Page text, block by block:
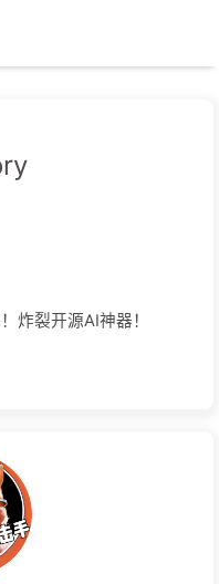
炸裂开源AI神器！